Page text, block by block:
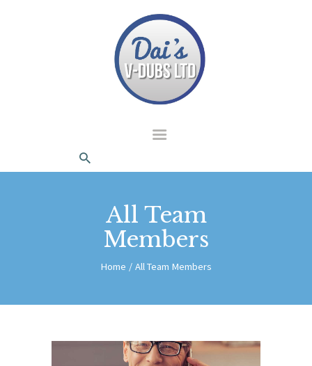
All Team
Members
Home All Team Members
dais Vdubs
DAIS VDUBS
ABOUT US
CONTACT